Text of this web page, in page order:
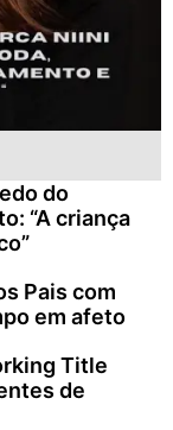
do
“A criança
Pais com
em afeto
Title
de